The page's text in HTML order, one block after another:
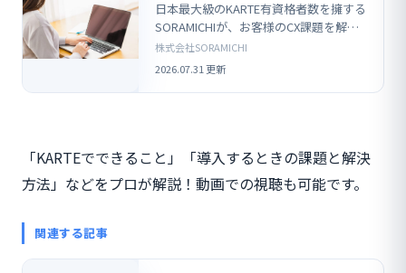
日本最大級のKARTE有資格者数を擁する
SORAMICHIが、お客様のCX課題を解決
します。
株式会社SORAMICHI
2026.07.31 更新
「KARTEでできること」「導入するときの課題と解決
方法」などをプロが解説！動画での視聴も可能です。
関連する記事